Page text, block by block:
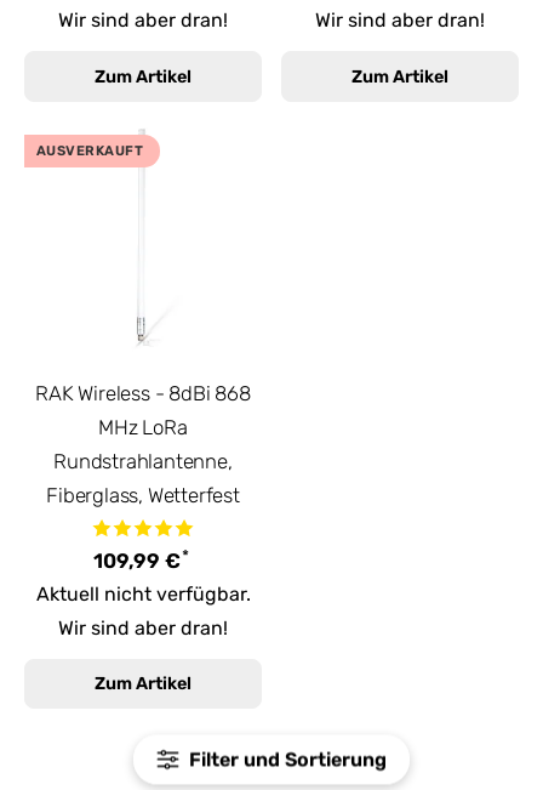
Filter und Sortierung
Wir sind aber dran!
Zum Artikel
Wir sind aber dran!
Zum Artikel
AUSVERKAUFT
RAK Wireless - 8dBi 868
MHz LoRa
Rundstrahlantenne,
Fiberglass, Wetterfest
109,99 €*
Aktuell nicht verfügbar.
Wir sind aber dran!
Zum Artikel